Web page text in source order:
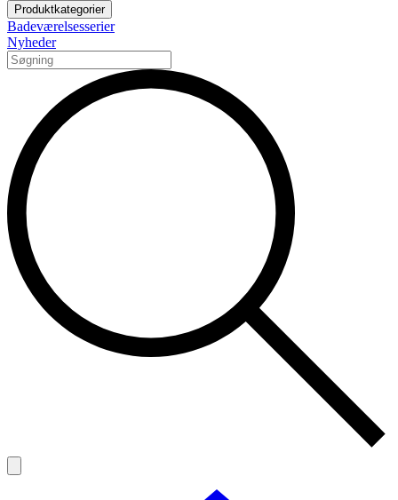
Produktkategorier
Badeværelsesserier
Nyheder